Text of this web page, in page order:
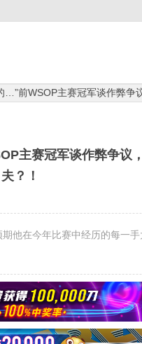
…”前WSOP主赛冠军谈作弊争
主赛冠军谈作弊争议
夫？！
他在今年比赛中经历的每一